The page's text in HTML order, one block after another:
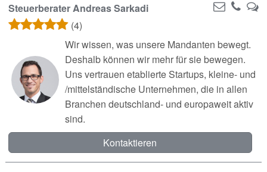
Steuerberater Andreas Sarkadi
(4)
Wir wissen, was unsere Mandanten bewegt.
Deshalb können wir mehr für sie bewegen.
Uns vertrauen etablierte Startups, kleine- und
/mittelständische Unternehmen, die in allen
Branchen deutschland- und europaweit aktiv
sind.
Kontaktieren